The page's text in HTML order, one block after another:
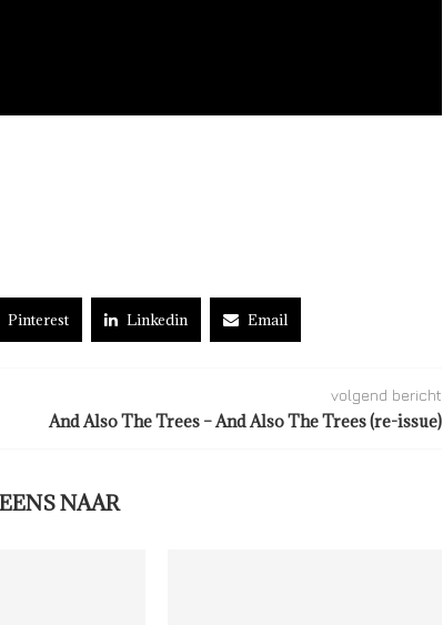
Pinterest Linkedin Email
volgend bericht
And Also The Trees – And Also The Trees (re-issue)
NAAR